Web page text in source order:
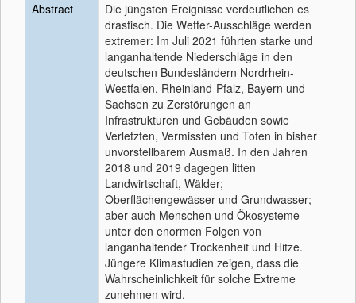
Abstract
Die jüngsten Ereignisse verdeutlichen es
drastisch. Die Wetter-Ausschläge werden
extremer: Im Juli 2021 führten starke und
langanhaltende Niederschläge in den
deutschen Bundesländern Nordrhein-
Westfalen, Rheinland-Pfalz, Bayern und
Sachsen zu Zerstörungen an
Infrastrukturen und Gebäuden sowie
Verletzten, Vermissten und Toten in bisher
unvorstellbarem Ausmaß. In den Jahren
2018 und 2019 dagegen litten
Landwirtschaft, Wälder;
Oberflächengewässer und Grundwasser;
aber auch Menschen und Ökosysteme
unter den enormen Folgen von
langanhaltender Trockenheit und Hitze.
Jüngere Klimastudien zeigen, dass die
Wahrscheinlichkeit für solche Extreme
zunehmen wird.